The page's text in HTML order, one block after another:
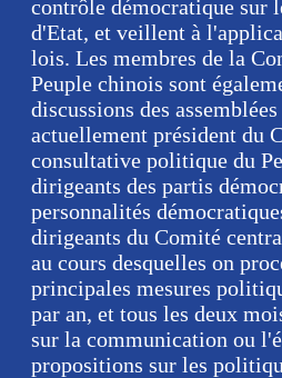
contrôle démocratique sur
d'Etat, et veillent à
lois. Les membres de la
Peuple chinois sont
discussions des
actuellement président du
consultative politique du
dirigeants des partis
personnalités
dirigeants du Comité
au cours desquelles on
principales mesures
par an, et tous les deux
sur la communication ou
propositions sur les